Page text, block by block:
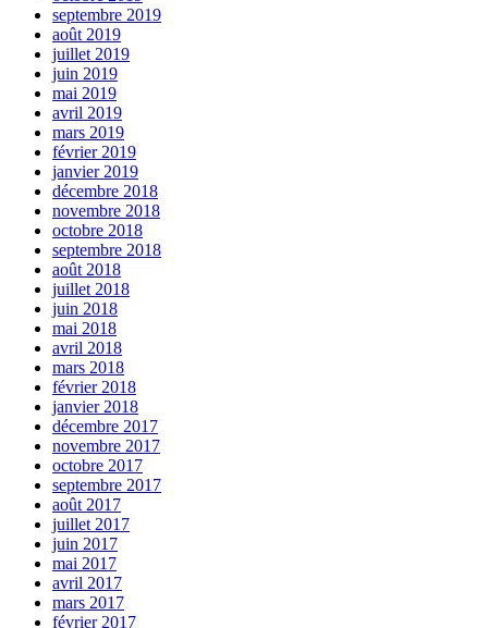
septembre 2019
août 2019
juillet 2019
juin 2019
mai 2019
avril 2019
mars 2019
février 2019
janvier 2019
décembre 2018
novembre 2018
octobre 2018
septembre 2018
août 2018
juillet 2018
juin 2018
mai 2018
avril 2018
mars 2018
février 2018
janvier 2018
décembre 2017
novembre 2017
octobre 2017
septembre 2017
août 2017
juillet 2017
juin 2017
mai 2017
avril 2017
mars 2017
février 2017